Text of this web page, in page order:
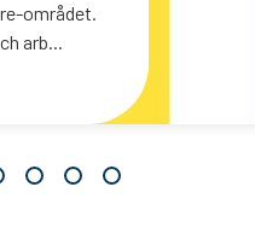
området.
arb...